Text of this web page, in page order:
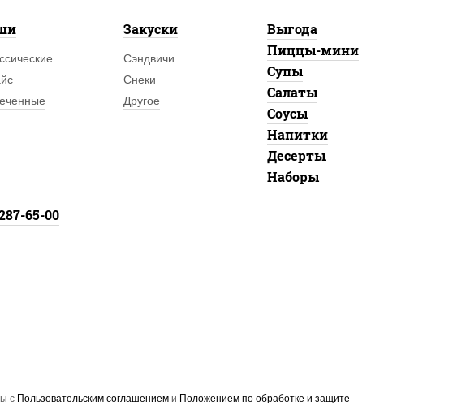
Закуски
Сэндвичи
Снеки
Другое
Выгода
Пиццы-мини
Супы
Салаты
Соусы
Напитки
Десерты
Наборы
65-00
с Пользовательским соглашением и Положением по обработке и защите